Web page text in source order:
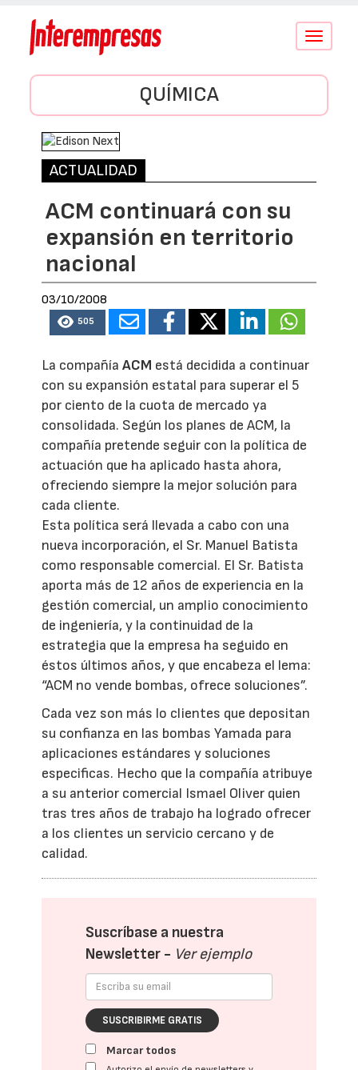
Conmutar
QUÍMICA
ACTUALIDAD
ACM continuará con su
expansión en territorio
nacional
03/10/2008
505
La compañíaACM está decidida a continuar
con su expansión estatal para superar el 5
por ciento de la cuota de mercado ya
consolidada. Según los planes de ACM, la
compañía pretende seguir con la política de
actuación que ha aplicado hasta ahora,
ofreciendo siempre la mejor solución para
cada cliente.
Esta política será llevada a cabo con una
nueva incorporación, el Sr. Manuel Batista
como responsable comercial. El Sr. Batista
aporta más de 12 años de experiencia en la
gestión comercial, un amplio conocimiento
de ingeniería, y la continuidad de la
estrategia que la empresa ha seguido en
éstos últimos años, y que encabeza el lema:
“ACM no vende bombas, ofrece soluciones”.
Cada vez son más lo clientes que depositan
su confianza en las bombas Yamada para
aplicaciones estándares y soluciones
especificas. Hecho que la compañía atribuye
a su anterior comercial Ismael Oliver quien
tras tres años de trabajo ha logrado ofrecer
a los clientes un servicio cercano y de
calidad.
Suscríbase a nuestra
Newsletter - Ver ejemplo
SUSCRIBIRME GRATIS
Marcar todos